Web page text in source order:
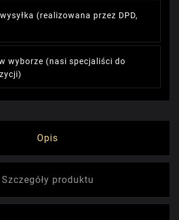
(realizowana przez DPD,
wyborze (nasi specjaliści do
Opis
Szczegóły produktu